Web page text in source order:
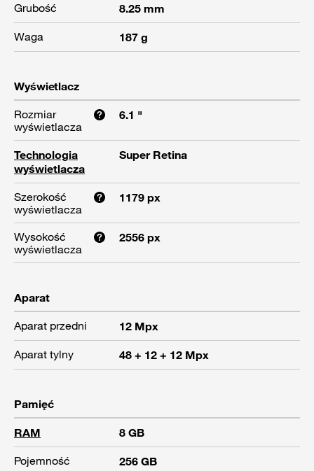
Grubość
8.25 mm
Waga
187 g
Wyświetlacz
Rozmiar
wyświetlacza
6.1 "
Technologia
wyświetlacza
Super Retina
Szerokość
wyświetlacza
1179 px
Wysokość
wyświetlacza
2556 px
Aparat
Aparat przedni
12 Mpx
Aparat tylny
48 + 12 + 12 Mpx
Pamięć
RAM
8 GB
Pojemność
256 GB